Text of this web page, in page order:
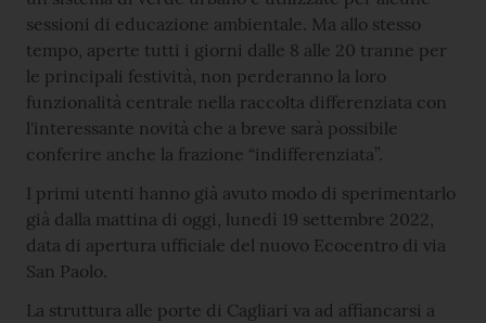
sessioni di educazione ambientale. Ma allo stesso
tempo, aperte tutti i giorni dalle 8 alle 20 tranne per
le principali festività, non perderanno la loro
funzionalità centrale nella raccolta differenziata con
l'interessante novità che a breve sarà possibile
conferire anche la frazione “indifferenziata”.
I primi utenti hanno già avuto modo di sperimentarlo
già dalla mattina di oggi, lunedì 19 settembre 2022,
data di apertura ufficiale del nuovo Ecocentro di via
San Paolo.
La struttura alle porte di Cagliari va ad affiancarsi a